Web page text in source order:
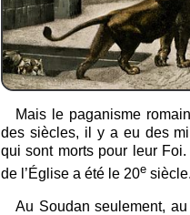
Mais le paganisme
des siècles, il y a eu des
qui sont morts pour leur
de l’Église a été le 20e
Au Soudan seulement,